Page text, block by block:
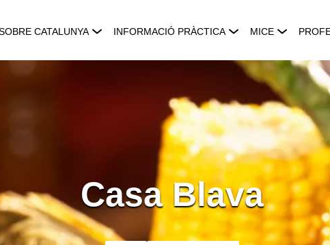
CATALUNYA INFORMACIÓ PRÀCTICA MICE
Casa Blava